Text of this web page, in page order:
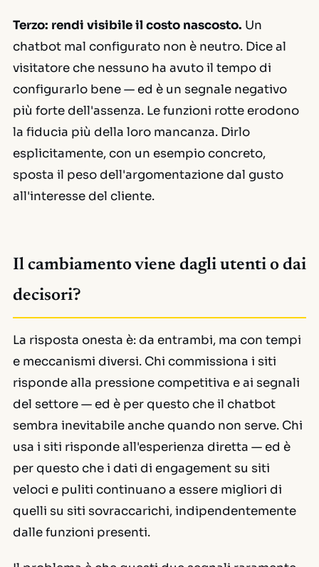
Terzo: rendi visibile il costo nascosto. Un
chatbot mal configurato non è neutro. Dice al
visitatore che nessuno ha avuto il tempo di
configurarlo bene — ed è un segnale negativo
più forte dell'assenza. Le funzioni rotte erodono
la fiducia più della loro mancanza. Dirlo
esplicitamente, con un esempio concreto,
sposta il peso dell'argomentazione dal gusto
all'interesse del cliente.
Il cambiamento viene dagli utenti o dai
decisori?
La risposta onesta è: da entrambi, ma con tempi
e meccanismi diversi. Chi commissiona i siti
risponde alla pressione competitiva e ai segnali
del settore — ed è per questo che il chatbot
sembra inevitabile anche quando non serve. Chi
usa i siti risponde all'esperienza diretta — ed è
per questo che i dati di engagement su siti
veloci e puliti continuano a essere migliori di
quelli su siti sovraccarichi, indipendentemente
dalle funzioni presenti.